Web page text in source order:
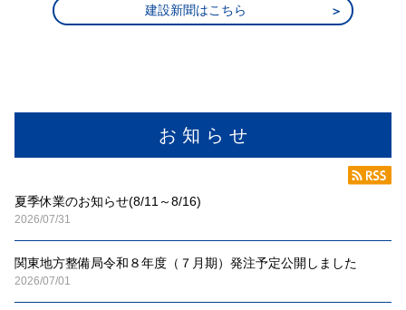
お 知 ら せ
夏季休業のお知らせ(8/11～8/16)
2026/07/31
関東地方整備局令和８年度（７月期）発注予定公開しました
2026/07/01
建設新聞はこちら